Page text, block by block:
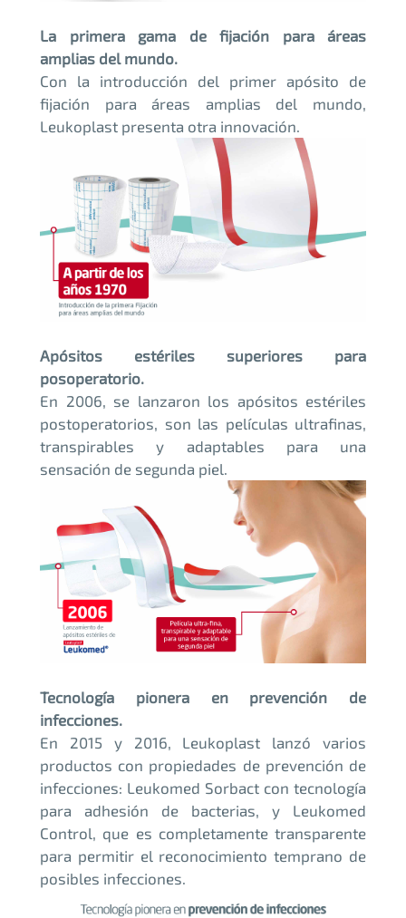
La primera gama de fijación para áreas
amplias del mundo.
Con la introducción del primer apósito de
fijación para áreas amplias del mundo,
Leukoplast presenta otra innovación.
Apósitos estériles superiores para
posoperatorio.
En 2006, se lanzaron los apósitos estériles
postoperatorios, son las películas ultrafinas,
transpirables y adaptables para una
sensación de segunda piel.
Tecnología pionera en prevención de
infecciones.
En 2015 y 2016, Leukoplast lanzó varios
productos con propiedades de prevención de
infecciones: Leukomed Sorbact con tecnología
para adhesión de bacterias, y Leukomed
Control, que es completamente transparente
para permitir el reconocimiento temprano de
posibles infecciones.